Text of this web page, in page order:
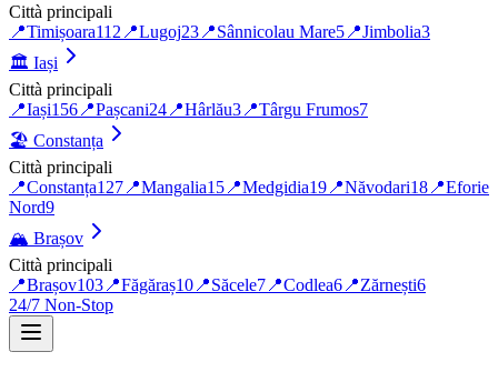
Città principali
📍Timișoara112 📍Lugoj23 📍Sânnicolau Mare5 📍Jimbolia3
🏛️ Iași
Città principali
📍Iași156 📍Pașcani24 📍Hârlău3 📍Târgu Frumos7
🏖️ Constanța
Città principali
📍Constanța127 📍Mangalia15 📍Medgidia19 📍Năvodari18 📍Eforie
Nord9
🏔️ Brașov
Città principali
📍Brașov103 📍Făgăraș10 📍Săcele7 📍Codlea6 📍Zărnești6
24/7 Non-Stop